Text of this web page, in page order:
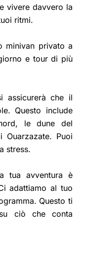
vivere davvero la
ritmi.
minivan privato a
e tour di più
assicurerà che il
Questo include
le dune del
Puoi
stress.
tua avventura è
adattiamo al tuo
Questo ti
ciò che conta